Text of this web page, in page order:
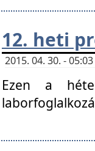
12. heti
2015. 04. 30. -
Ezen a